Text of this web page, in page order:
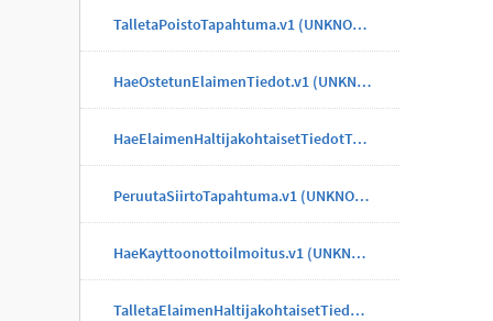
TalletaPoistoTapahtuma.v1 (UNKNOWN)
HaeOstetunElaimenTiedot.v1 (UNKNOWN)
HaeElaimenHaltijakohtaisetTiedotTapahtuma.v1 (UNKNOWN)
PeruutaSiirtoTapahtuma.v1 (UNKNOWN)
HaeKayttoonottoilmoitus.v1 (UNKNOWN)
TalletaElaimenHaltijakohtaisetTiedotTapahtuma.v1 (UNKNOWN)